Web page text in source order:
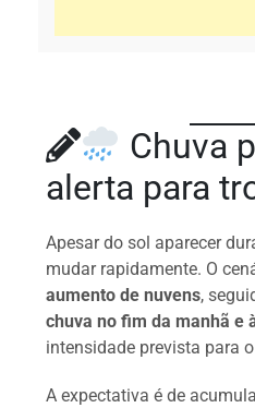
Chuva
alerta para
Apesar do sol aparecer
mudar rapidamente. O
aumento de nuvens,
chuva no fim da manhã e
intensidade prevista para
A expectativa é de